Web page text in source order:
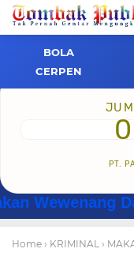
BOLA
CERPEN
PT.
Dan
Home › KRIMINAL ›